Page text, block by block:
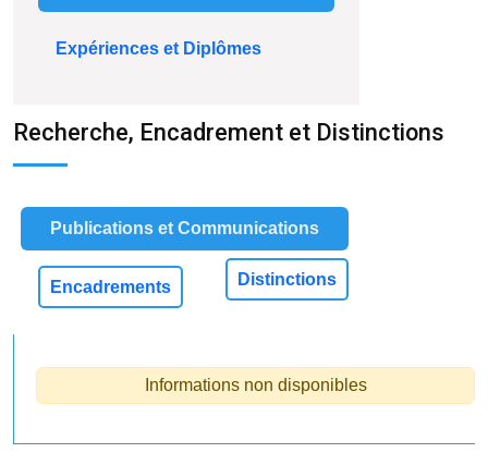
Expériences et Diplômes
Recherche, Encadrement et Distinctions
Publications et Communications
Encadrements Distinctions
Informations non disponibles